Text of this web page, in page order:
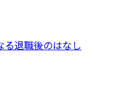
る退職後のはなし